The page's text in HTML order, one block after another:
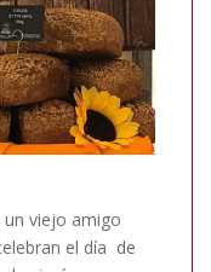
un viejo amigo
el día de